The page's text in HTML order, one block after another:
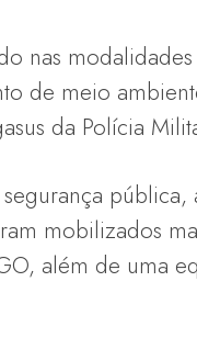
nas
de meio
da Polícia
pública,
mobilizados
além de uma